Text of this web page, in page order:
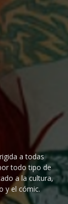
a todas
todo tipo de
a la cultura,
y el cómic.